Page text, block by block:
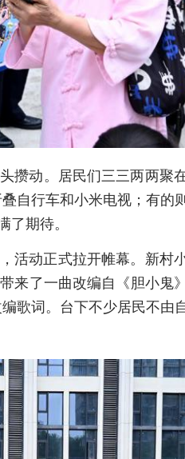
攒动。居民们三三两两聚
行车和小米电视；有的
了期待。
动正式拉开帷幕。新村
来了一曲改编自《胆小鬼
歌词。台下不少居民不由